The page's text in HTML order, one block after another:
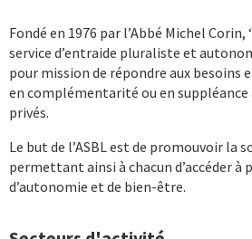
Fondé en 1976 par l’Abbé Michel Corin,
service d’entraide pluraliste et
pour mission de répondre aux besoins
en complémentarité ou en suppléance
privés.
Le but de l’ASBL est de promouvoir la
permettant ainsi à chacun d’accéder à
d’autonomie et de bien-être.